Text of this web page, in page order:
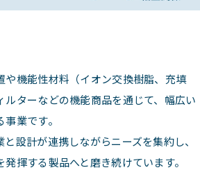
や機能性材料（イオン交換樹脂、充填
ターなどの機能商品を通じて、幅広い
業です。
設計が連携しながらニーズを集約し、
揮する製品へと磨き続けています。